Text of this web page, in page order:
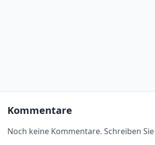
Kommentare
Noch keine Kommentare. Schreiben